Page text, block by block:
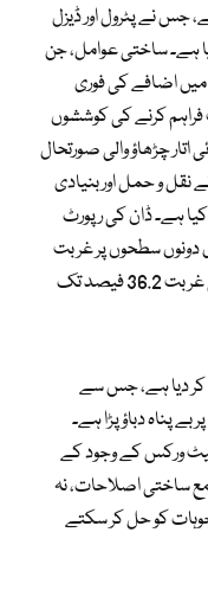
جس نے پٹرول اور ڈیزل
ہے۔ ساختی عوامل، جن
اضافے کی فوری
فراہم کرنے کی کوششوں
اتار چڑھاؤ والی صورتحال
و حمل اور بنیادی
ہے۔ ڈان کی رپورٹ
دونوں سطحوں پر غربت
میں تیزی سے اضافہ ہوا ہے، جس میں دیہی غربت 36.2 فیصد تک
کر دیا ہے، جس سے
بے پناہ دباؤ پڑا ہے۔
ورکس کے وجود کے
ساختی اصلاحات، نہ
کو حل کر سکتے